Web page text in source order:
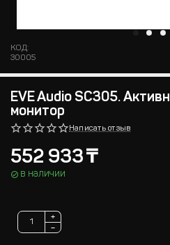
КОД:
30005
EVE Audio SC305.
монитор
Написать отзыв
552 933₸
в наличии
+
−